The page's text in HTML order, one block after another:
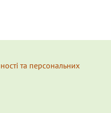
та персональних